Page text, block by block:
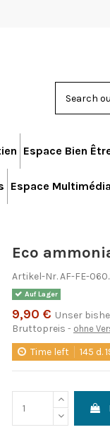
Espace Bien
Espace Multimédia
Eco
Artikel-Nr.AF-FE-
Auf Lager
9,90 € Unser
Bruttopreis ohne
Time left 145 d.